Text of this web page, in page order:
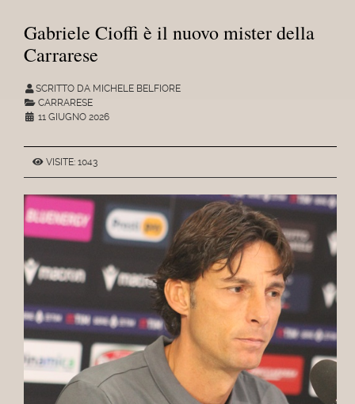
Gabriele Cioffi è il nuovo mister della
Carrarese
SCRITTO DA MICHELE BELFIORE
CARRARESE
11 GIUGNO 2026
VISITE: 1043